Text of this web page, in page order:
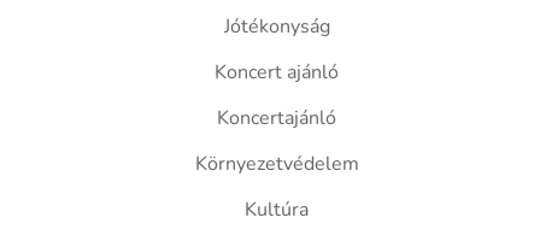
Jótékonyság
Koncert ajánló
Koncertajánló
Környezetvédelem
Kultúra